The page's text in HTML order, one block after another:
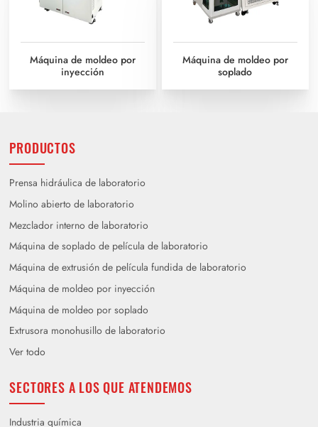
Máquina de moldeo por
inyección
Máquina de moldeo por
soplado
PRODUCTOS
Prensa hidráulica de laboratorio
Molino abierto de laboratorio
Mezclador interno de laboratorio
Máquina de soplado de película de laboratorio
Máquina de extrusión de película fundida de laboratorio
Máquina de moldeo por inyección
Máquina de moldeo por soplado
Extrusora monohusillo de laboratorio
Ver todo
SECTORES A LOS QUE ATENDEMOS
Industria química